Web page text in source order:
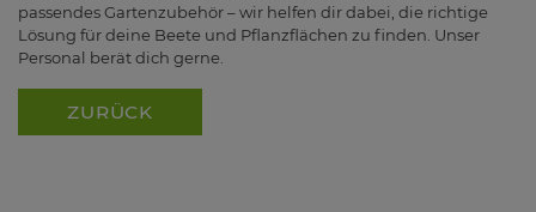
passendes Gartenzubehör – wir helfen dir dabei, die richtige
Lösung für deine Beete und Pflanzflächen zu finden. Unser
Personal berät dich gerne.
ZURÜCK